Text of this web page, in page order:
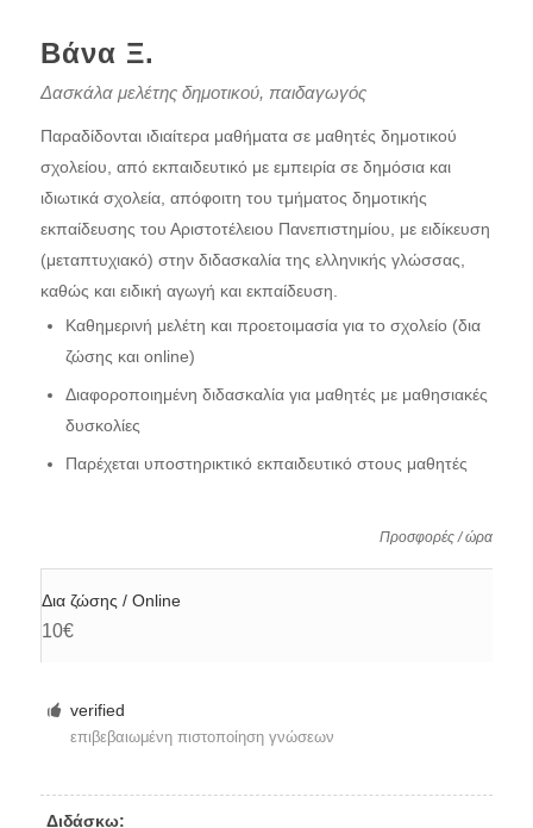
Βάνα Ξ.
Δασκάλα μελέτης δημοτικού, παιδαγωγός
Παραδίδονται ιδιαίτερα μαθήματα σε μαθητές δημοτικού
σχολείου, από εκπαιδευτικό με εμπειρία σε δημόσια και
ιδιωτικά σχολεία, απόφοιτη του τμήματος δημοτικής
εκπαίδευσης του Αριστοτέλειου Πανεπιστημίου, με ειδίκευση
(μεταπτυχιακό) στην διδασκαλία της ελληνικής γλώσσας,
καθώς και ειδική αγωγή και εκπαίδευση.
Καθημερινή μελέτη και προετοιμασία για το σχολείο (δια
ζώσης και online)
Διαφοροποιημένη διδασκαλία για μαθητές με μαθησιακές
δυσκολίες
Παρέχεται υποστηρικτικό εκπαιδευτικό στους μαθητές
Προσφορές / ώρα
Δια ζώσης / Online
10€
verified
επιβεβαιωμένη πιστοποίηση γνώσεων
Διδάσκω: